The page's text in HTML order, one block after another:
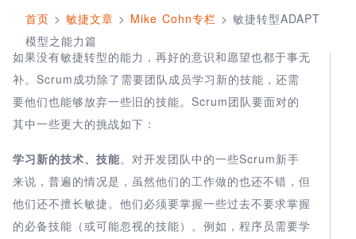
首页 > 敏捷文章 > Mike Cohn专栏 > 敏捷转型ADAPT
模型之能力篇
如果没有敏捷转型的能力，再好的意识和愿望也都于事无
补。Scrum成功除了需要团队成员学习新的技能，还需
要他们也能够放弃一些旧的技能。Scrum团队要面对的
其中一些更大的挑战如下：
学习新的技术、技能。对开发团队中的一些Scrum新手
来说，普遍的情况是，虽然他们的工作做的也还不错，但
他们还不擅长敏捷。他们必须要掌握一些过去不要求掌握
的必备技能（或可能忽视的技能）。例如，程序员需要学